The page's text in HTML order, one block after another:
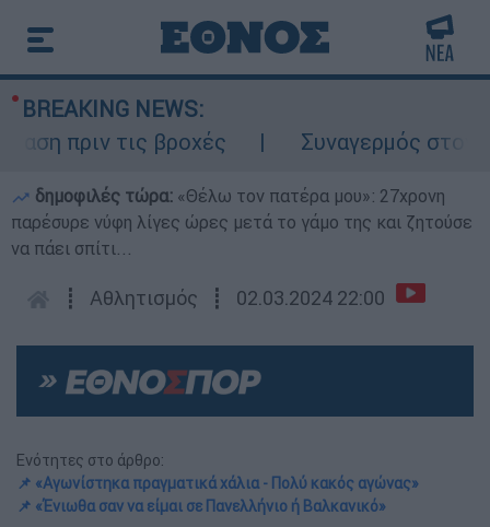
BREAKING NEWS:
πριν τις βροχές
Συναγερμός στον
δημοφιλές τώρα: «Θέλω τον πατέρα μου»: 27χρονη
παρέσυρε νύφη λίγες ώρες μετά το γάμο της και ζητούσε
να πάει σπίτι...
┋ Αθλητισμός ┋ 02.03.2024 22:00
Ενότητες στο άρθρο:
📌 «Αγωνίστηκα πραγματικά χάλια - Πολύ κακός αγώνας»
📌 «Ένιωθα σαν να είμαι σε Πανελλήνιο ή Βαλκανικό»